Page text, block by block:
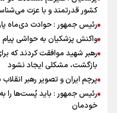
کشور قدرتمند و با عزت
رئیس جمهور : حوادث دی‌ماه
واکنش پزشکیان به حواشی پیام
رهبر شهید موافقت کردند که
بازگشت، مشکلی ایجاد نشود
پرچم ایران و تصویر رهبر
رئیس جمهور : باید پُست‌ها را
خودمان